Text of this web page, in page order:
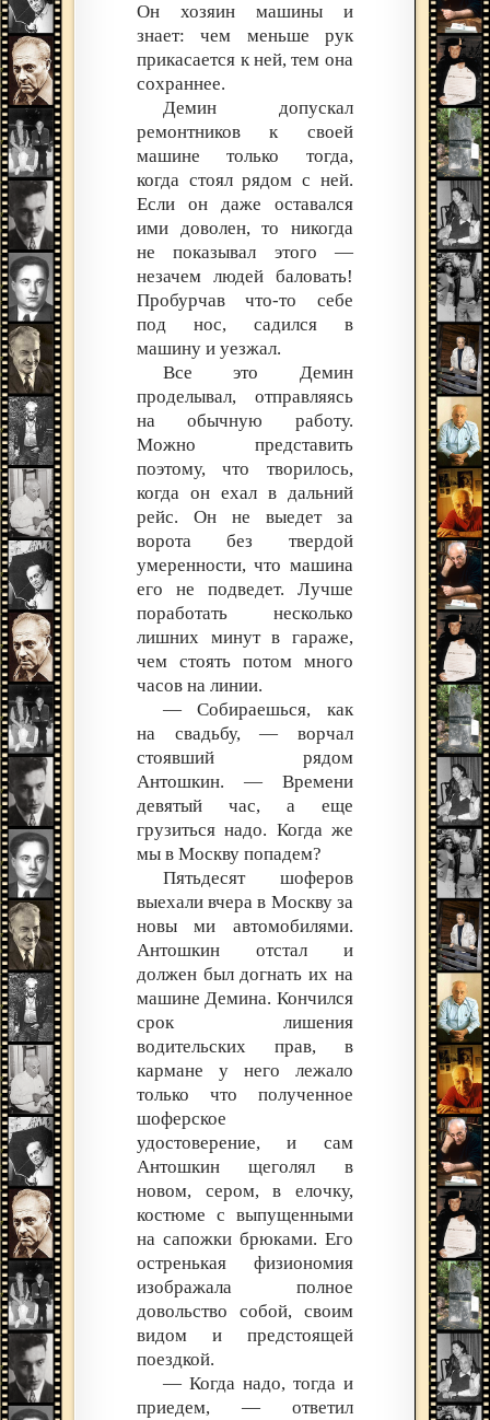
Он хозяин машины и
знает: чем меньше рук
прикасается к ней, тем она
сохраннее.
Демин допускал
ремонтников к своей
машине только тогда,
когда стоял рядом с ней.
Если он даже оставался
ими доволен, то никогда
не показывал этого —
незачем людей баловать!
Пробурчав что-то себе
под нос, садился в
машину и уезжал.
Все это Демин
проделывал, отправляясь
на обычную работу.
Можно представить
поэтому, что творилось,
когда он ехал в дальний
рейс. Он не выедет за
ворота без твердой
умеренности, что машина
его не подведет. Лучше
поработать несколько
лишних минут в гараже,
чем стоять потом много
часов на линии.
— Собираешься, как
на свадьбу, — ворчал
стоявший рядом
Антошкин. — Времени
девятый час, а еще
грузиться надо. Когда же
мы в Москву попадем?
Пятьдесят шоферов
выехали вчера в Москву за
новы ми автомобилями.
Антошкин отстал и
должен был догнать их на
машине Демина. Кончился
срок лишения
водительских прав, в
кармане у него лежало
только что полученное
шоферское
удостоверение, и сам
Антошкин щеголял в
новом, сером, в елочку,
костюме с выпущенными
на сапожки брюками. Его
остренькая физиономия
изображала полное
довольство собой, своим
видом и предстоящей
поездкой.
— Когда надо, тогда и
приедем, — ответил